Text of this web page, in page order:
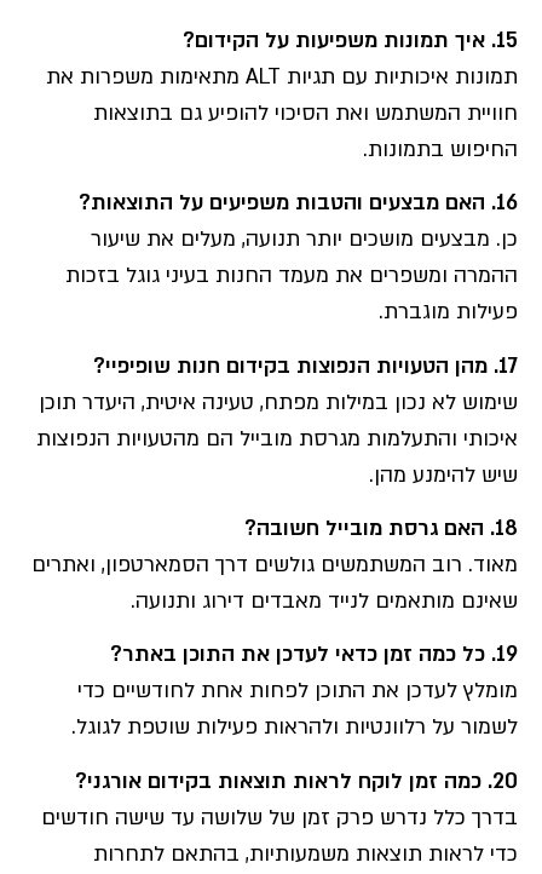
15. איך תמונות משפיעות על הקידום?
תמונות איכותיות עם תגיות ALT מתאימות משפרות את
חוויית המשתמש ואת הסיכוי להופיע גם בתוצאות
החיפוש בתמונות.
16. האם מבצעים והטבות משפיעים על התוצאות?
כן. מבצעים מושכים יותר תנועה, מעלים את שיעור
ההמרה ומשפרים את מעמד החנות בעיני גוגל בזכות
פעילות מוגברת.
17. מהן הטעויות הנפוצות בקידום חנות שופיפיי?
שימוש לא נכון במילות מפתח, טעינה איטית, היעדר תוכן
איכותי והתעלמות מגרסת מובייל הם מהטעויות הנפוצות
שיש להימנע מהן.
18. האם גרסת מובייל חשובה?
מאוד. רוב המשתמשים גולשים דרך הסמארטפון, ואתרים
שאינם מותאמים לנייד מאבדים דירוג ותנועה.
19. כל כמה זמן כדאי לעדכן את התוכן באתר?
מומלץ לעדכן את התוכן לפחות אחת לחודשיים כדי
לשמור על רלוונטיות ולהראות פעילות שוטפת לגוגל.
20. כמה זמן לוקח לראות תוצאות בקידום אורגני?
בדרך כלל נדרש פרק זמן של שלושה עד שישה חודשים
כדי לראות תוצאות משמעותיות, בהתאם לתחרות